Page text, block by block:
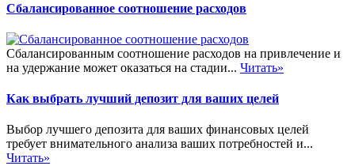
Сбалансированное соотношение расходов
Сбалансированным соотношение расходов на привлечение и
на удержание может оказаться на стадии... Читать»
Как выбрать лучший депозит для ваших целей
Выбор лучшего депозита для ваших финансовых целей
требует внимательного анализа ваших потребностей и...
Читать»